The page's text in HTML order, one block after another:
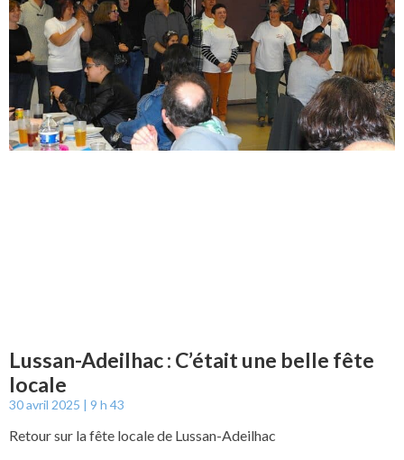
Lussan-Adeilhac : C’était une belle fête
locale
30 avril 2025 9 h 43
Retour sur la fête locale de Lussan-Adeilhac